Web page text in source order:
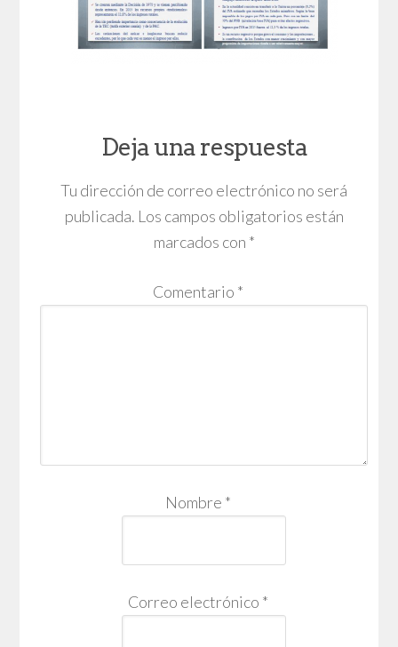
Deja una respuesta
Tu dirección de correo electrónico no será
publicada. Los campos obligatorios están
marcados con *
Comentario *
Nombre *
Correo electrónico *